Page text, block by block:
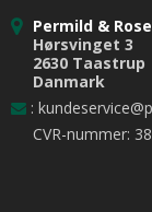
Permild &
Hørsvinget 3
2630 Taastrup
Danmark
:
CVR-nummer: